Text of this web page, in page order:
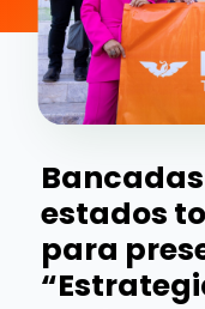
estados
para